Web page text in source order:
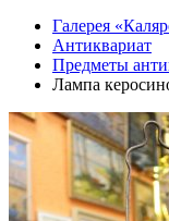
Галерея
Антиквариат
Предметы
Лампа